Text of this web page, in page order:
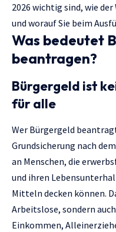
2026 wichtig sind, wie
und worauf Sie beim
Was bedeutet
beantragen?
Bürgergeld ist
für alle
Wer Bürgergeld
Grundsicherung nach
an Menschen, die
und ihren
Mitteln decken können.
Arbeitslose, sondern
Einkommen,